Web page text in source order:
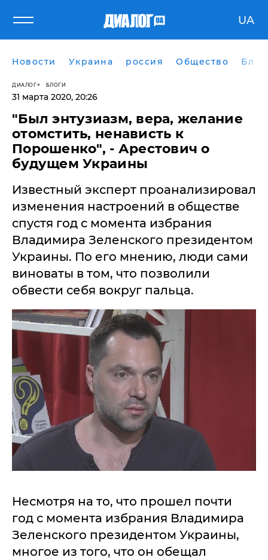
UA
Новости Украина россия Общество
ДИАЛОГ БЛОГИ
31 марта 2020, 20:26
"Был энтузиазм, вера, желание
отомстить, ненависть к
Порошенко", - Арестович о
будущем Украины
Известный эксперт проанализировал
изменения настроений в обществе
спустя год с момента избрания
Владимира Зеленского президентом
Украины. По его мнению, люди сами
виноваты в том, что позволили
обвести себя вокруг пальца.
Несмотря на то, что прошел почти
год с момента избрания Владимира
Зеленского президентом Украины,
многое из того, что он обещал